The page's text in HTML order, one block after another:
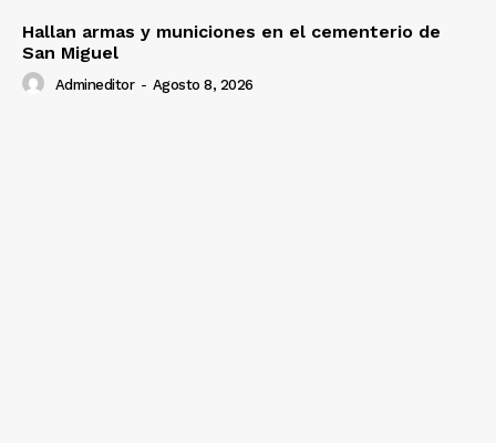
Hallan armas y municiones en el cementerio de
San Miguel
Admineditor - Agosto 8, 2026